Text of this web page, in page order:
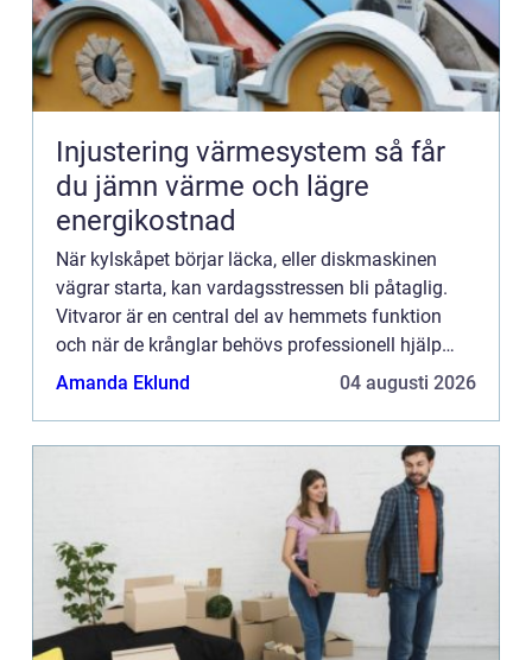
Injustering värmesystem så får
du jämn värme och lägre
energikostnad
När kylskåpet börjar läcka, eller diskmaskinen
vägrar starta, kan vardagsstressen bli påtaglig.
Vitvaror är en central del av hemmets funktion
och när de krånglar behövs professionell hjälp
sn...
Amanda Eklund 04 augusti 2026